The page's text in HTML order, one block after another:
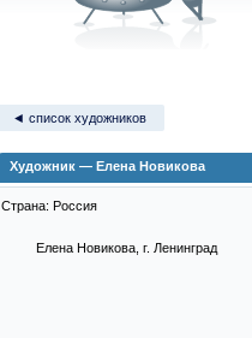
◄ список художников
Художник — Елена Новикова
Страна: Россия
Елена Новикова, г. Ленинград